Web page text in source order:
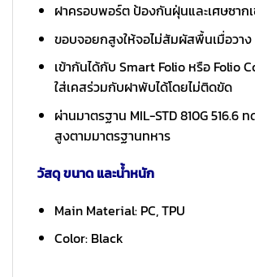
ฝาครอบพอร์ต ป้องกันฝุ่นและเศษซากเ
ขอบจอยกสูงให้จอไม่สัมผัสพื้นเมื่อวาง
เข้ากันได้กับ Smart Folio หรือ Folio
ใส่เคสร่วมกับฝาพับได้โดยไม่ติดขัด
ผ่านมาตรฐาน MIL-STD 810G 516.6
สูงตามมาตรฐานทหาร
วัสดุ ขนาด และน้ำหนัก
Main Material: PC, TPU
Color: Black